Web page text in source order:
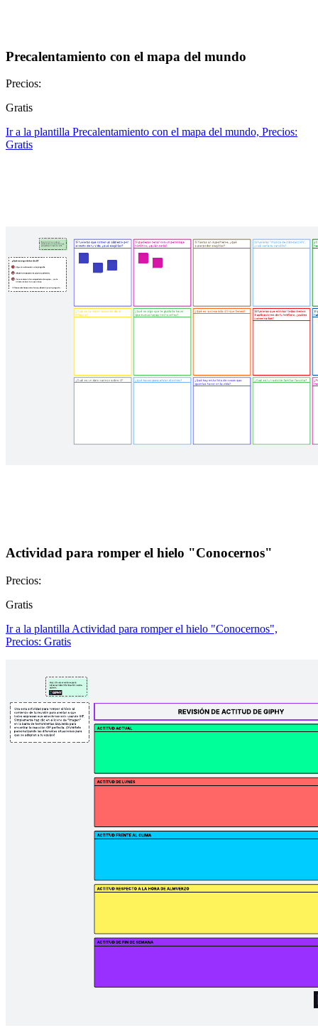
Precalentamiento con el mapa del mundo
Precios:
Gratis
Ir a la plantilla Precalentamiento con el mapa del mundo, Precios:
Gratis
Actividad para romper el hielo "Conocernos"
Precios:
Gratis
Ir a la plantilla Actividad para romper el hielo "Conocernos",
Precios: Gratis